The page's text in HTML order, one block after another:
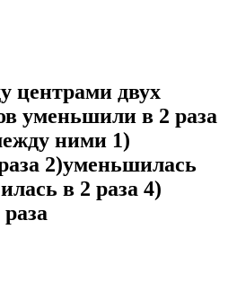
центрами двух
уменьшили в 2 раза
ними 1)
2)уменьшилась
в 2 раза 4)